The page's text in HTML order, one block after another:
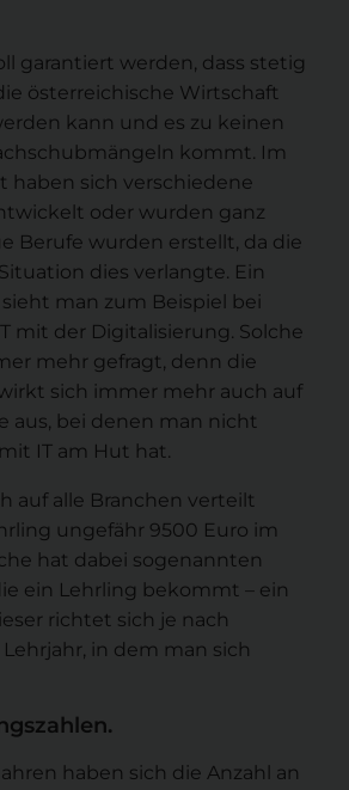
garantiert werden, dass stetig
österreichische Wirtschaft
kann und es zu keinen
kommt. Im
haben sich verschiedene
oder wurden ganz
Berufe wurden erstellt, da die
dies verlangte. Ein
man zum Beispiel bei
mit der Digitalisierung. Solche
mehr gefragt, denn die
sich immer mehr auch auf
aus, bei denen man nicht
IT am Hut hat.
auf alle Branchen verteilt
ungefähr 9500 Euro im
hat dabei sogenannten
ein Lehrling bekommt – ein
richtet sich je nach
in dem man sich
haben sich die Anzahl an